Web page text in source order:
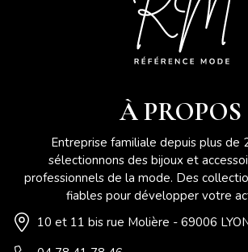
À PROPOS
Entreprise familiale depuis plus de
sélectionnons des bijoux et
professionnels de la mode. Des
fiables pour développer votre
10 et 11 bis rue Molière - 69006